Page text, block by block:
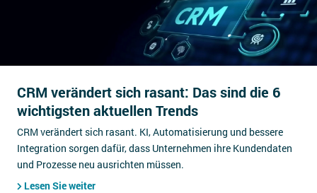
CRM verändert sich rasant: Das sind die 6
wichtigsten aktuellen Trends
CRM verändert sich rasant. KI, Automatisierung und bessere
Integration sorgen dafür, dass Unternehmen ihre Kundendaten
und Prozesse neu ausrichten müssen.
Lesen Sie weiter